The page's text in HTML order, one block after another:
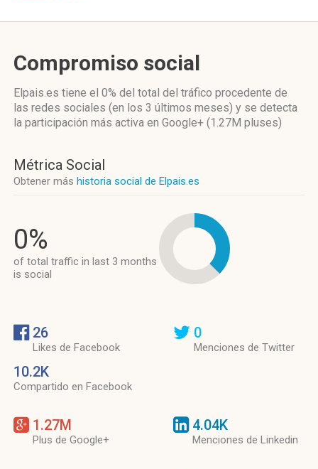
Compromiso social
Elpais.es tiene el 0% del total del tráfico procedente de
las redes sociales (en los 3 últimos meses) y se detecta
la participación más activa en Google+ (1.27M pluses)
Métrica Social
Obtener más historia social de Elpais.es
0%
of total traffic in last 3 months
is social
26
Likes de Facebook
10.2K
Compartido en Facebook
0
Menciones de Twitter
1.27M
Plus de Google+
4.04K
Menciones de Linkedin